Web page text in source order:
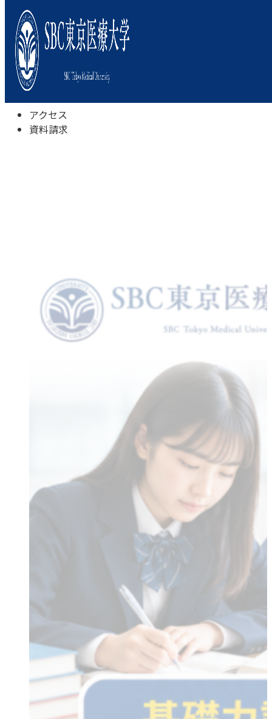
本学について
学びの特色
学部・学科
キャンパスライフ
入試情報
受験相談会
アクセス
資料請求